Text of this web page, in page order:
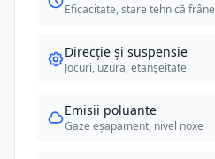
Eficacitate, stare tehnică frâne
Direcție și suspensie
Jocuri, uzură, etanșeitate
Emisii poluante
Gaze eșapament, nivel noxe